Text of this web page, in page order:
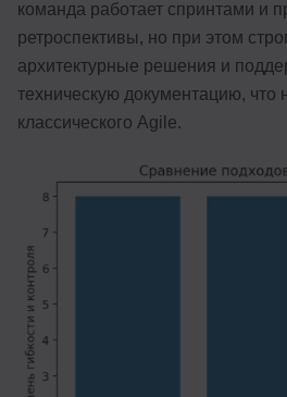
команда работает спринтами и
ретроспективы, но при этом
архитектурные решения и
техническую документацию, что
классического Agile.